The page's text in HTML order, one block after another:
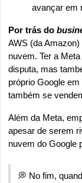
avançar em
Por trás do
AWS (da
nuvem. Ter a
disputa, mas
próprio Google
também se
Além da Meta,
apesar de serem
nuvem do Google
💭 No fim,